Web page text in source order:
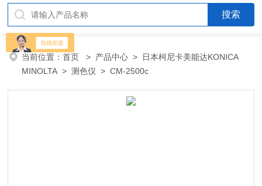
当前位置：首页 > 产品中心 > 日本柯尼卡美能达KONICA
MINOLTA >测色仪 > CM-2500c